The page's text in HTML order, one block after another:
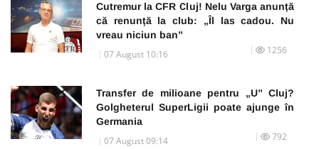
Cutremur la CFR Cluj! Nelu Varga anunță
că renunță la club: „Îl las cadou. Nu
vreau niciun ban”
07 August 10:16 1256
Transfer de milioane pentru „U” Cluj?
Golgheterul SuperLigii poate ajunge în
Germania
07 August 09:14 792